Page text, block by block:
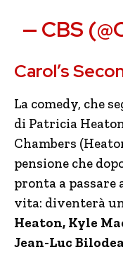
— CBS
Carol’s
La comedy, che
di Patricia
Chambers
pensione che
pronta a passare
vita: diventerà
Heaton, Kyle
Jean-Luc